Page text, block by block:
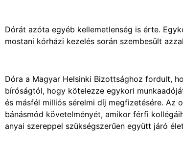
Dórát azóta egyéb kellemetlenség is érte.
mostani kórházi kezelés során szembesült
Dóra a Magyar Helsinki Bizottsághoz fordult,
bíróságtól, hogy kötelezze egykori
és másfél milliós sérelmi díj megfizetésére. Az
bánásmód követelményét, amikor férfi
anyai szereppel szükségszerűen együtt járó